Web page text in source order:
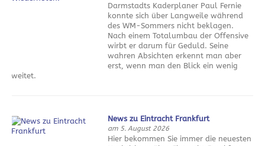
Darmstadts Kaderplaner Paul Fernie
konnte sich über Langweile während
des WM-Sommers nicht beklagen.
Nach einem Totalumbau der Offensive
wirbt er darum für Geduld. Seine
wahren Absichten erkennt man aber
erst, wenn man den Blick ein wenig
weitet.
News zu Eintracht Frankfurt
am 5. August 2026
Hier bekommen Sie immer die neuesten